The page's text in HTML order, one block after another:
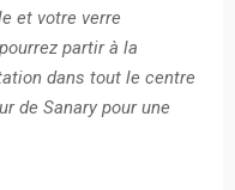
et votre verre
partir à la
dans tout le centre
de Sanary pour une